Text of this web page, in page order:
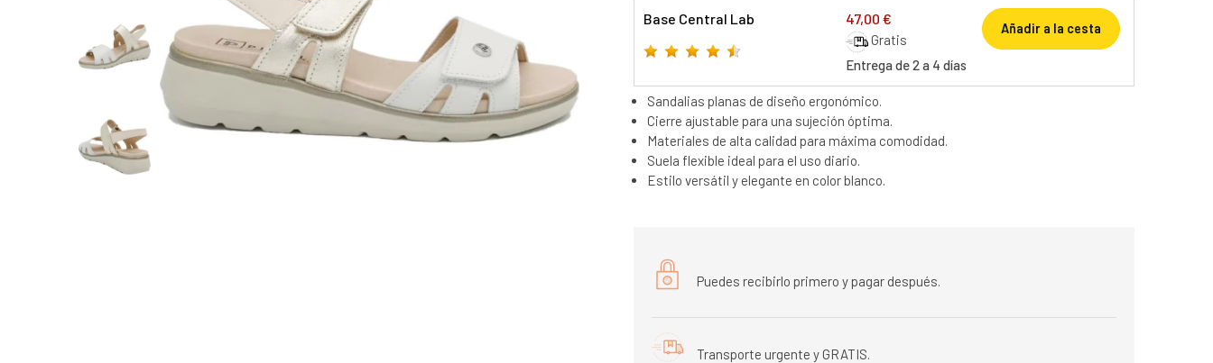
Base Central Lab 47,00 €
Gratis
Entrega de 2 a 4 días
Añadir a la cesta
Sandalias planas de diseño ergonómico.
Cierre ajustable para una sujeción óptima.
Materiales de alta calidad para máxima comodidad.
Suela flexible ideal para el uso diario.
Estilo versátil y elegante en color blanco.
Puedes recibirlo primero y pagar después.
Transporte urgente y GRATIS.